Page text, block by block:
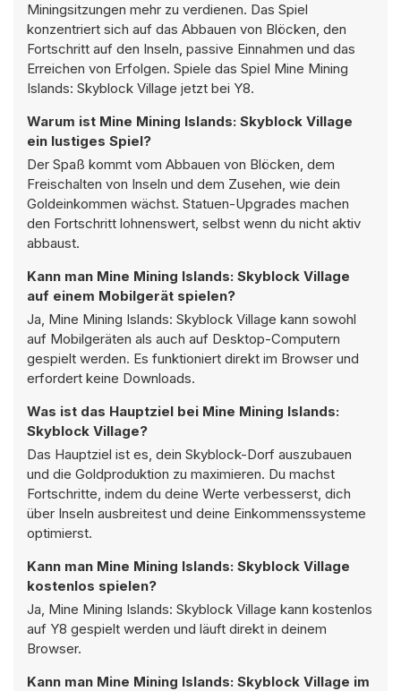
Miningsitzungen mehr zu verdienen. Das Spiel
konzentriert sich auf das Abbauen von Blöcken, den
Fortschritt auf den Inseln, passive Einnahmen und das
Erreichen von Erfolgen. Spiele das Spiel Mine Mining
Islands: Skyblock Village jetzt bei Y8.
Warum ist Mine Mining Islands: Skyblock Village
ein lustiges Spiel?
Der Spaß kommt vom Abbauen von Blöcken, dem
Freischalten von Inseln und dem Zusehen, wie dein
Goldeinkommen wächst. Statuen-Upgrades machen
den Fortschritt lohnenswert, selbst wenn du nicht aktiv
abbaust.
Kann man Mine Mining Islands: Skyblock Village
auf einem Mobilgerät spielen?
Ja, Mine Mining Islands: Skyblock Village kann sowohl
auf Mobilgeräten als auch auf Desktop-Computern
gespielt werden. Es funktioniert direkt im Browser und
erfordert keine Downloads.
Was ist das Hauptziel bei Mine Mining Islands:
Skyblock Village?
Das Hauptziel ist es, dein Skyblock-Dorf auszubauen
und die Goldproduktion zu maximieren. Du machst
Fortschritte, indem du deine Werte verbesserst, dich
über Inseln ausbreitest und deine Einkommenssysteme
optimierst.
Kann man Mine Mining Islands: Skyblock Village
kostenlos spielen?
Ja, Mine Mining Islands: Skyblock Village kann kostenlos
auf Y8 gespielt werden und läuft direkt in deinem
Browser.
Kann man Mine Mining Islands: Skyblock Village im